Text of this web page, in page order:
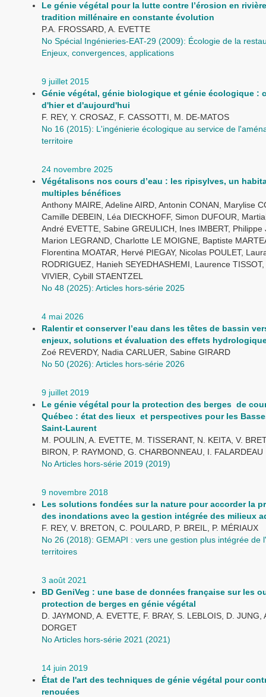
Le génie végétal pour la lutte contre l’érosion en
tradition millénaire en constante évolution
P.A. FROSSARD, A. EVETTE
No Spécial Ingénieries-EAT-29 (2009): Écologie de la
Enjeux, convergences, applications
9 juillet 2015
Génie végétal, génie biologique et génie écologique :
d'hier et d'aujourd'hui
F. REY, Y. CROSAZ, F. CASSOTTI, M. DE-MATOS
No 16 (2015): L'ingénierie écologique au service de
territoire
24 novembre 2025
Végétalisons nos cours d’eau : les ripisylves, un
multiples bénéfices
Anthony MAIRE, Adeline AIRD, Antonin CONAN, Marylise
Camille DEBEIN, Léa DIECKHOFF, Simon DUFOUR,
André EVETTE, Sabine GREULICH, Ines IMBERT, Philippe
Marion LEGRAND, Charlotte LE MOIGNE, Baptiste
Florentina MOATAR, Hervé PIEGAY, Nicolas POULET,
RODRIGUEZ, Hanieh SEYEDHASHEMI, Laurence TISSOT,
VIVIER, Cybill STAENTZEL
No 48 (2025): Articles hors-série 2025
4 mai 2026
Ralentir et conserver l’eau dans les têtes de bassin
enjeux, solutions et évaluation des effets
Zoé REVERDY, Nadia CARLUER, Sabine GIRARD
No 50 (2026): Articles hors-série 2026
9 juillet 2019
Le génie végétal pour la protection des berges de
Québec : état des lieux et perspectives pour les
Saint-Laurent
M. POULIN, A. EVETTE, M. TISSERANT, N. KEITA, V.
BIRON, P. RAYMOND, G. CHARBONNEAU, I. FALARDEAU
No Articles hors-série 2019 (2019)
9 novembre 2018
Les solutions fondées sur la nature pour accorder la
des inondations avec la gestion intégrée des milieux
F. REY, V. BRETON, C. POULARD, P. BREIL, P. MÉRIAUX
No 26 (2018): GEMAPI : vers une gestion plus intégrée de
territoires
3 août 2021
BD GeniVeg : une base de données française sur les
protection de berges en génie végétal
D. JAYMOND, A. EVETTE, F. BRAY, S. LEBLOIS, D. JUNG,
DORGET
No Articles hors-série 2021 (2021)
14 juin 2019
État de l'art des techniques de génie végétal pour
renouées